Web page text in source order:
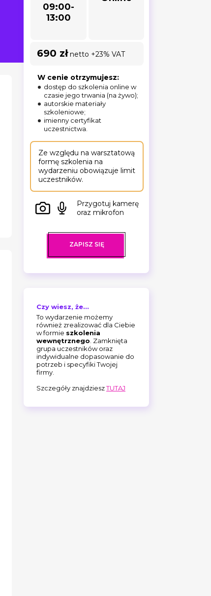
09:00-
13:00
690 złnetto +23% VAT
W cenie otrzymujesz:
dostęp do szkolenia online w
czasie jego trwania (na żywo);
autorskie materiały
szkoleniowe;
imienny certyfikat
uczestnictwa.
Ze względu na warsztatową
formę szkolenia na
wydarzeniu obowiązuje limit
uczestników.
Przygotuj kamerę
oraz mikrofon
ZAPISZ SIĘ
Czy wiesz, że...
To wydarzenie możemy
również zrealizować dla Ciebie
w formie szkolenia
wewnętrznego . Zamknięta
grupa uczestników oraz
indywidualne dopasowanie do
potrzeb i specyfiki Twojej
firmy.
Szczegóły znajdzieszTUTAJ